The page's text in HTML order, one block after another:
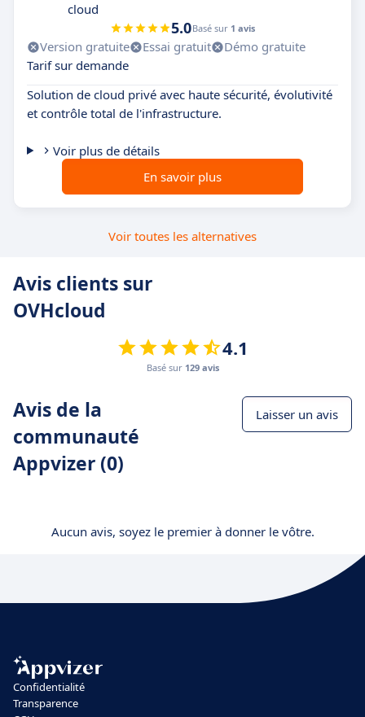
cloud
5.0Basé sur 1 avis
Version gratuite Essai gratuit
Démo gratuite
Tarif sur demande
Solution de cloud privé avec haute sécurité, évolutivité
et contrôle total de l'infrastructure.
Voir plus de détails
En savoir plus
Voir toutes les alternatives
Avis clients sur
OVHcloud
4.1
Basé sur 129 avis
Avis de la
communauté
Appvizer (0)
Laisser un avis
Aucun avis, soyez le premier à donner le vôtre.
Confidentialité
Transparence